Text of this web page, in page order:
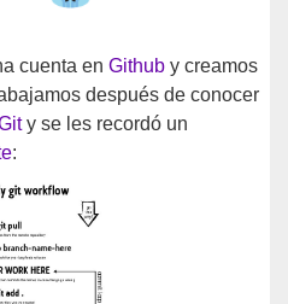
cuenta en Github y creamos
después de conocer
y se les recordó un
: